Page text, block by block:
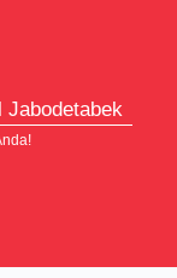
Jabodetabek